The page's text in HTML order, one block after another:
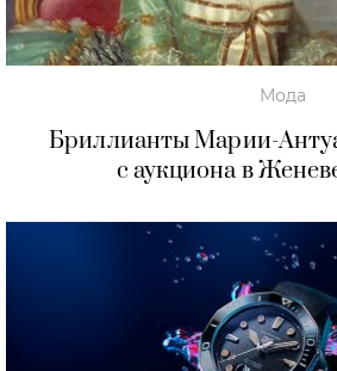
Мода
Бриллианты Марии-
с аукциона в